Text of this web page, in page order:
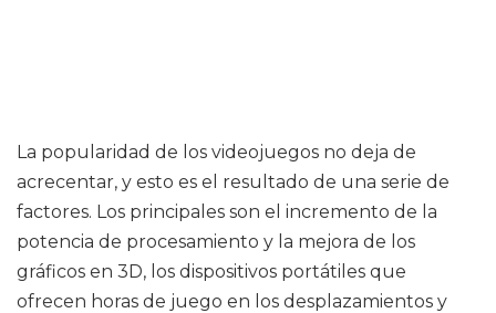
La popularidad de los videojuegos no deja de
acrecentar, y esto es el resultado de una serie de
factores. Los principales son el incremento de la
potencia de procesamiento y la mejora de los
gráficos en 3D, los dispositivos portátiles que
ofrecen horas de juego en los desplazamientos y